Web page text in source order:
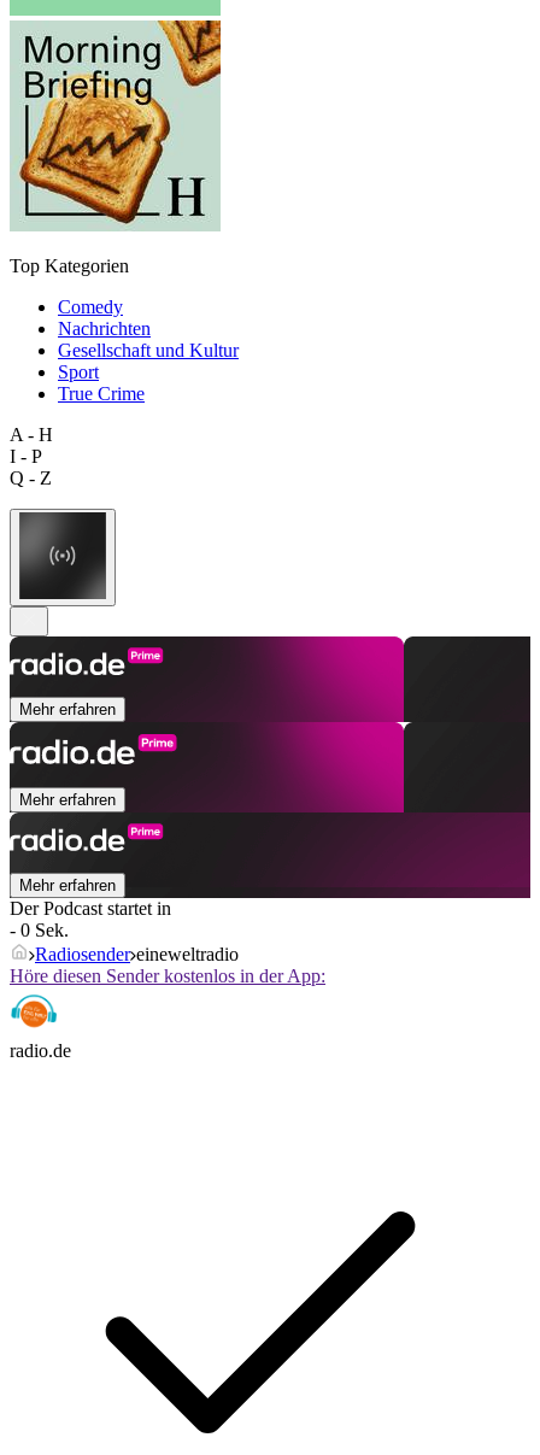
Top Kategorien
Comedy
Nachrichten
Gesellschaft und Kultur
Sport
True Crime
A - H
I - P
Q - Z
Mehr erfahren
Mehr erfahren
Mehr erfahren
Der Podcast startet in
- 0 Sek.
Radiosender eineweltradio
Höre diesen Sender kostenlos in der App:
radio.de